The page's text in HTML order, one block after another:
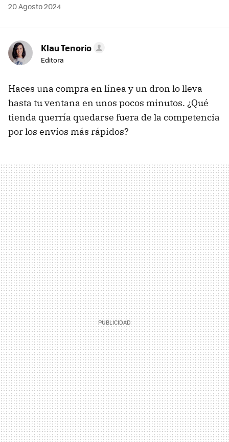
20 Agosto 2024
Klau Tenorio
Editora
Haces una compra en línea y un dron lo lleva
hasta tu ventana en unos pocos minutos. ¿Qué
tienda querría quedarse fuera de la competencia
por los envíos más rápidos?